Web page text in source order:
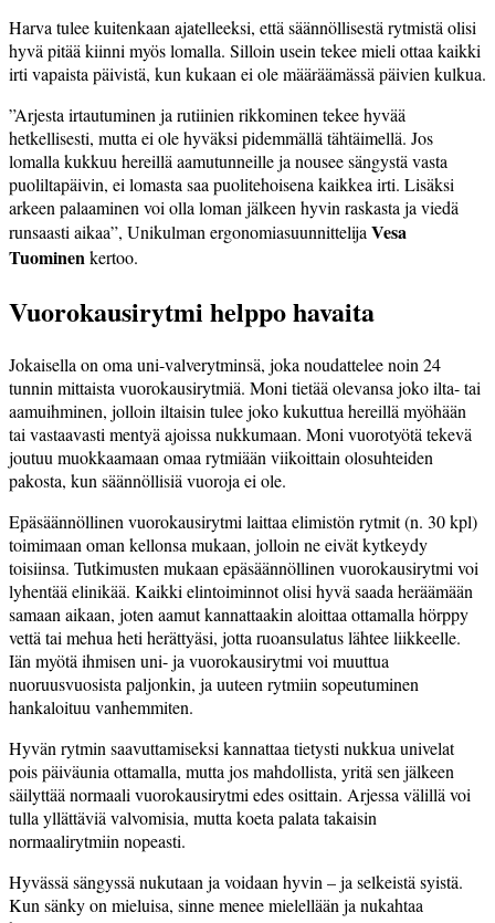
Harva tulee kuitenkaan ajatelleeksi, että säännöllisestä rytmistä olisi
hyvä pitää kiinni myös lomalla. Silloin usein tekee mieli ottaa kaikki
irti vapaista päivistä, kun kukaan ei ole määräämässä päivien kulkua.
”Arjesta irtautuminen ja rutiinien rikkominen tekee hyvää
hetkellisesti, mutta ei ole hyväksi pidemmällä tähtäimellä. Jos
lomalla kukkuu hereillä aamutunneille ja nousee sängystä vasta
puoliltapäivin, ei lomasta saa puolitehoisena kaikkea irti. Lisäksi
arkeen palaaminen voi olla loman jälkeen hyvin raskasta ja viedä
runsaasti aikaa”, Unikulman ergonomiasuunnittelijaVesa
Tuominenkertoo.
Vuorokausirytmi helppo havaita
Jokaisella on oma uni-valverytminsä, joka noudattelee noin 24
tunnin mittaista vuorokausirytmiä. Moni tietää olevansa joko ilta- tai
aamuihminen, jolloin iltaisin tulee joko kukuttua hereillä myöhään
tai vastaavasti mentyä ajoissa nukkumaan. Moni vuorotyötä tekevä
joutuu muokkaamaan omaa rytmiään viikoittain olosuhteiden
pakosta, kun säännöllisiä vuoroja ei ole.
Epäsäännöllinen vuorokausirytmi laittaa elimistön rytmit (n. 30 kpl)
toimimaan oman kellonsa mukaan, jolloin ne eivät kytkeydy
toisiinsa. Tutkimusten mukaan epäsäännöllinen vuorokausirytmi voi
lyhentää elinikää. Kaikki elintoiminnot olisi hyvä saada heräämään
samaan aikaan, joten aamut kannattaakin aloittaa ottamalla hörppy
vettä tai mehua heti herättyäsi, jotta ruoansulatus lähtee liikkeelle.
Iän myötä ihmisen uni- ja vuorokausirytmi voi muuttua
nuoruusvuosista paljonkin, ja uuteen rytmiin sopeutuminen
hankaloituu vanhemmiten.
Hyvän rytmin saavuttamiseksi kannattaa tietysti nukkua univelat
pois päiväunia ottamalla, mutta jos mahdollista, yritä sen jälkeen
säilyttää normaali vuorokausirytmi edes osittain. Arjessa välillä voi
tulla yllättäviä valvomisia, mutta koeta palata takaisin
normaalirytmiin nopeasti.
Hyvässä sängyssä nukutaan ja voidaan hyvin – ja selkeistä syistä.
Kun sänky on mieluisa, sinne menee mielellään ja nukahtaa